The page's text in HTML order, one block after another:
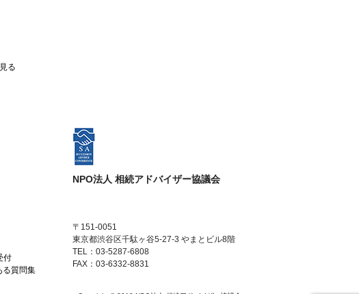
る
付
る質問集
NPO法人 相続アドバイザー協議会
〒151-0051
東京都渋谷区千駄ヶ谷5-27-3 やまとビル8階
TEL：03-5287-6808
FAX：03-6332-8831